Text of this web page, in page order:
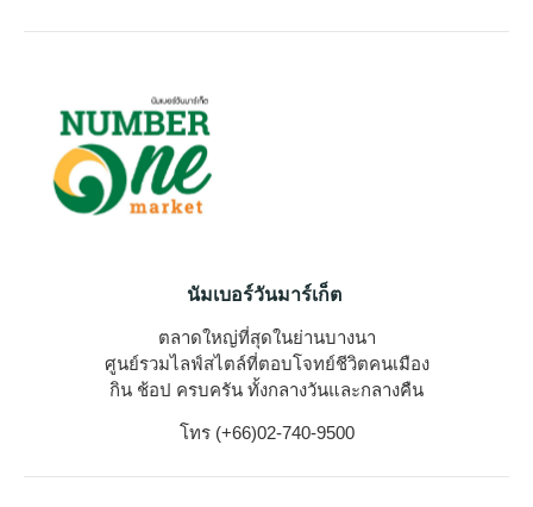
นัมเบอร์วันมาร์เก็ต
ตลาดใหญ่ที่สุดในย่านบางนา
ศูนย์รวมไลฟ์สไตล์ที่ตอบโจทย์ชีวิตคนเมือง
กิน ช้อป ครบครัน ทั้งกลางวันและกลางคืน
โทร (+66)02-740-9500